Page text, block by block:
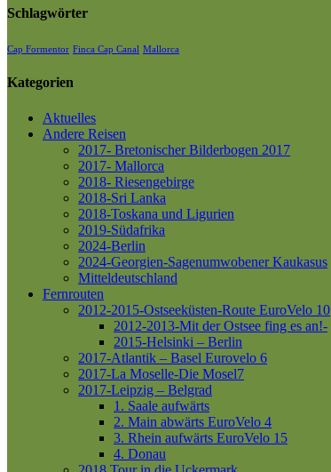
Schlagwörter
Cap Formentor Finca Cap Canal Mallorca
Kategorien
Aktuelles
Andere Reisen
2017- Bretonischer Bilderbogen 2017
2017- Mallorca
2018- Riesengebirge
2018-Sri Lanka
2018-Toskana und Ligurien
2019-Südafrika
2024-Berlin
2024-Georgien-Sagenumwobener Kaukasus
Mitteldeutschland
Fernrouten
2012-2015-Ostseeküsten-Route EuroVelo 10
2012-2013-Mit der Ostsee fing es an!-
2015-Helsinki – Berlin
2017-Atlantik – Basel Eurovelo 6
2017-La Moselle-Die Mosel7
2017-Leipzig – Belgrad
1. Saale aufwärts
2. Main abwärts EuroVelo 4
3. Rhein aufwärts EuroVelo 15
4. Donau